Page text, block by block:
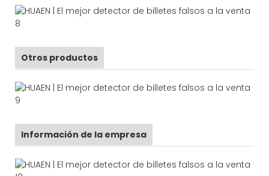
Otros productos
Información de la empresa